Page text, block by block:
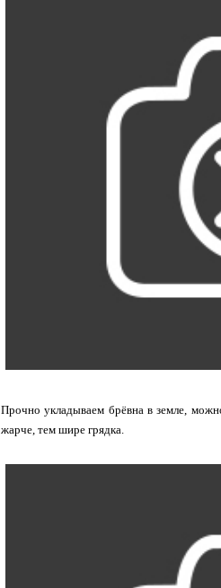
Прочно укладываем брёвна в земле,
жарче, тем шире грядка.